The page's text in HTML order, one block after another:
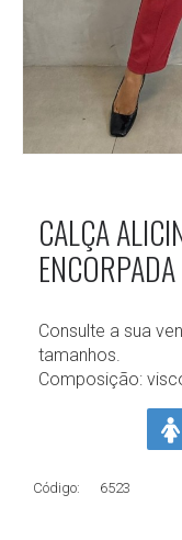
CALÇA
Consulte a sua
tamanhos.
Composição:
Código: 6523